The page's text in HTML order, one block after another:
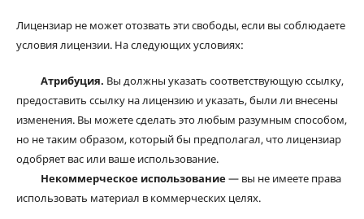
Лицензиар не может отозвать эти свободы, если вы соблюдаете
условия лицензии. На следующих условиях:
Атрибуция. Вы должны указать соответствующую ссылку,
предоставить ссылку на лицензию и указать, были ли внесены
изменения. Вы можете сделать это любым разумным способом,
но не таким образом, который бы предполагал, что лицензиар
одобряет вас или ваше использование.
Некоммерческое использование— вы не имеете права
использовать материал в коммерческих целях.